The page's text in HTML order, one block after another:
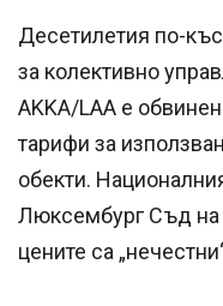
Десетилетия по-
за колективно
AKKA/LAA е
тарифи за
обекти.
Люксембург Съд на
цените са